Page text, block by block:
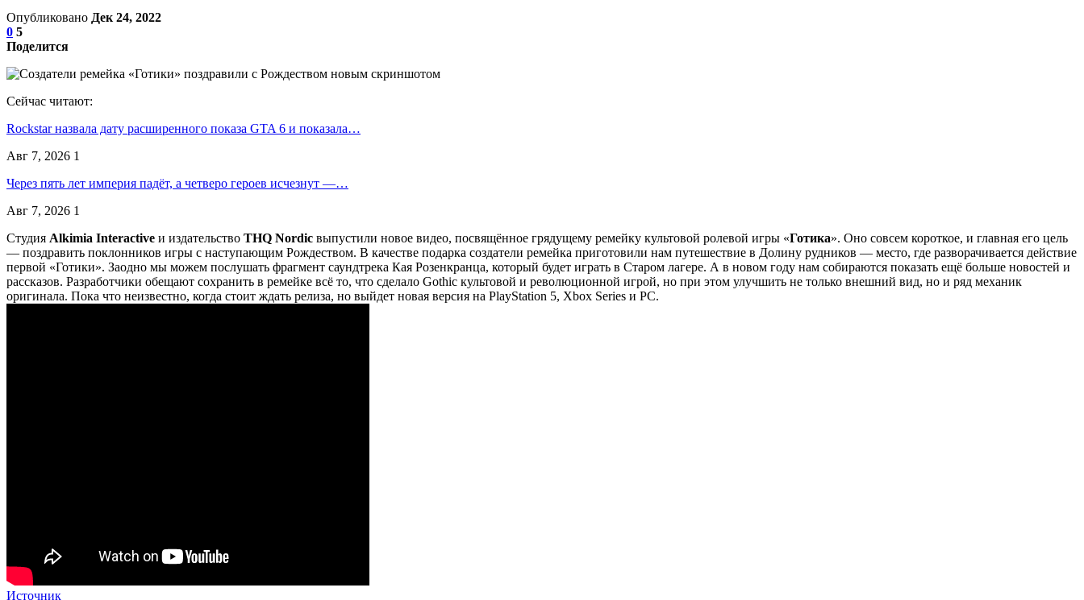
Опубликовано Дек 24, 2022
0 5
Поделится
Сейчас читают:
Rockstar назвала дату расширенного показа GTA 6 и показала…
Авг 7, 2026 1
Через пять лет империя падёт, а четверо героев исчезнут —…
Авг 7, 2026 1
Студия Alkimia Interactive и издательство THQ Nordic выпустили новое видео, посвящённое грядущему ремейку культовой ролевой игры «Готика». Оно совсем короткое, и главная его цель
— поздравить поклонников игры с наступающим Рождеством. В качестве подарка создатели ремейка приготовили нам путешествие в Долину рудников — место, где разворачивается действие
первой «Готики». Заодно мы можем послушать фрагмент саундтрека Кая Розенкранца, который будет играть в Старом лагере. А в новом году нам собираются показать ещё больше новостей и
рассказов. Разработчики обещают сохранить в ремейке всё то, что сделало Gothic культовой и революционной игрой, но при этом улучшить не только внешний вид, но и ряд механик
оригинала. Пока что неизвестно, когда стоит ждать релиза, но выйдет новая версия на PlayStation 5, Xbox Series и PC.
Источник